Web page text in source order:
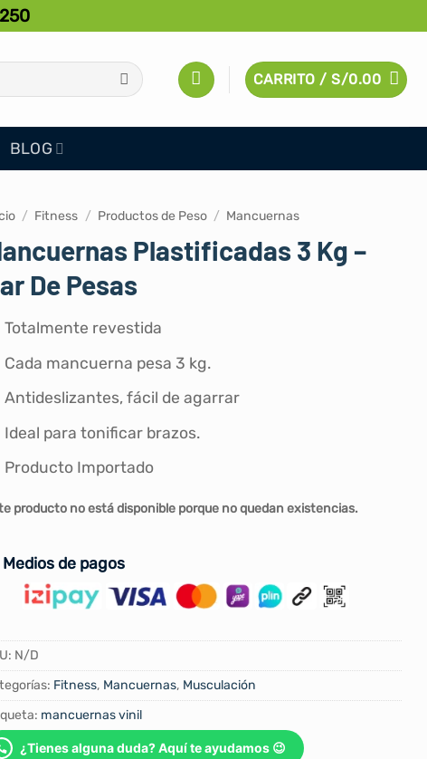
CARRITO /S/0.00
BLOG
/ Fitness / Productos de Peso / Mancuernas
Plastificadas 3 Kg –
De Pesas
Totalmente revestida
Cada mancuerna pesa 3 kg.
Antideslizantes, fácil de agarrar
Ideal para tonificar brazos.
Producto Importado
producto no está disponible porque no quedan existencias.
Medios de pagos
N/D
Fitness, Mancuernas, Musculación
mancuernas vinil
¿Tienes alguna duda? Aquí te ayudamos 😉